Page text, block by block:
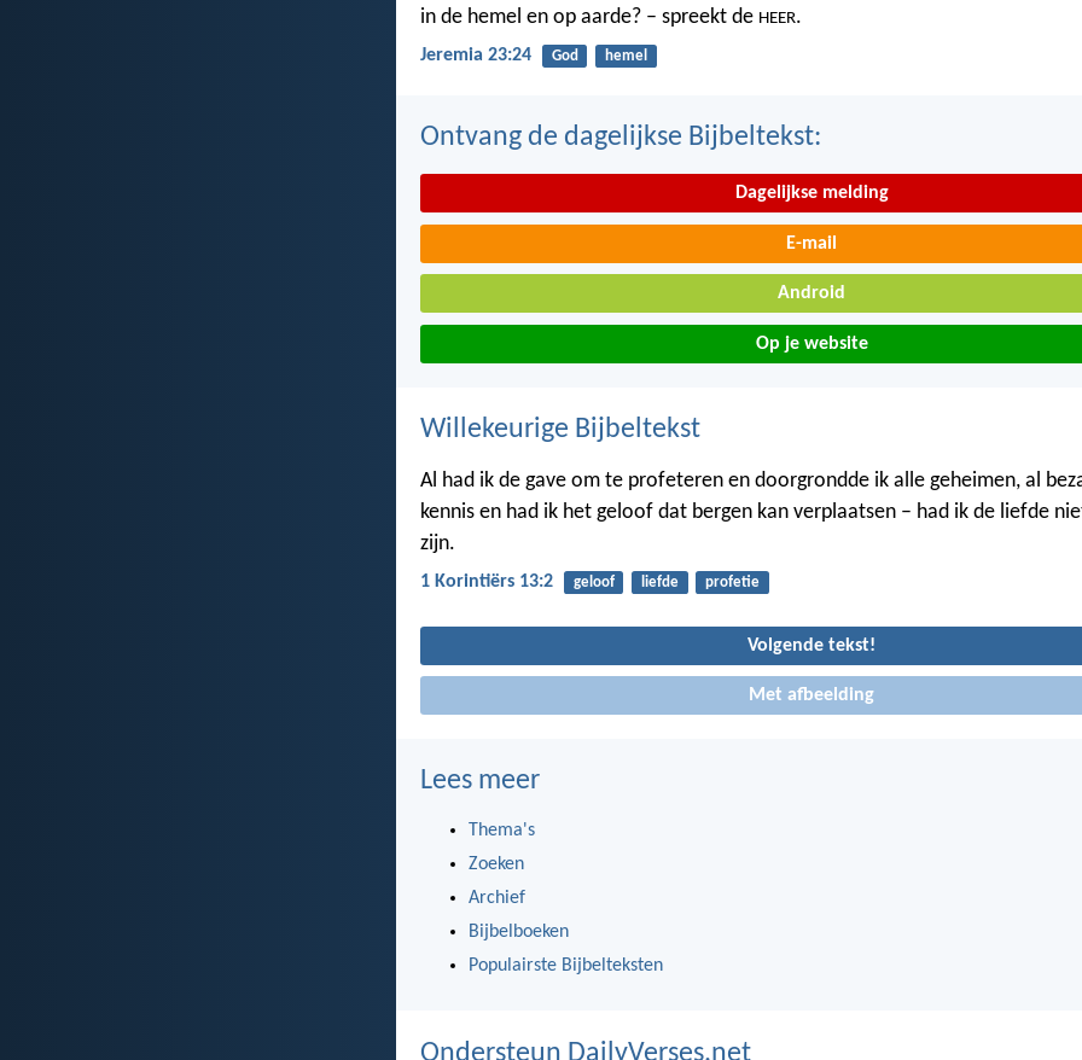
in de hemel en op aarde? – spreekt de HEER.
Jeremia 23:24 God hemel
Ontvang de dagelijkse Bijbeltekst:
Dagelijkse melding
E-mail
Android
Op je website
Willekeurige Bijbeltekst
Al had ik de gave om te profeteren en doorgrondde ik alle geheimen, al
kennis en had ik het geloof dat bergen kan verplaatsen – had ik de liefde
zijn.
1 Korintiërs 13:2 geloof liefde profetie
Volgende tekst!
Met afbeelding
Lees meer
Thema's
Zoeken
Archief
Bijbelboeken
Populairste Bijbelteksten
Ondersteun DailyVerses.net